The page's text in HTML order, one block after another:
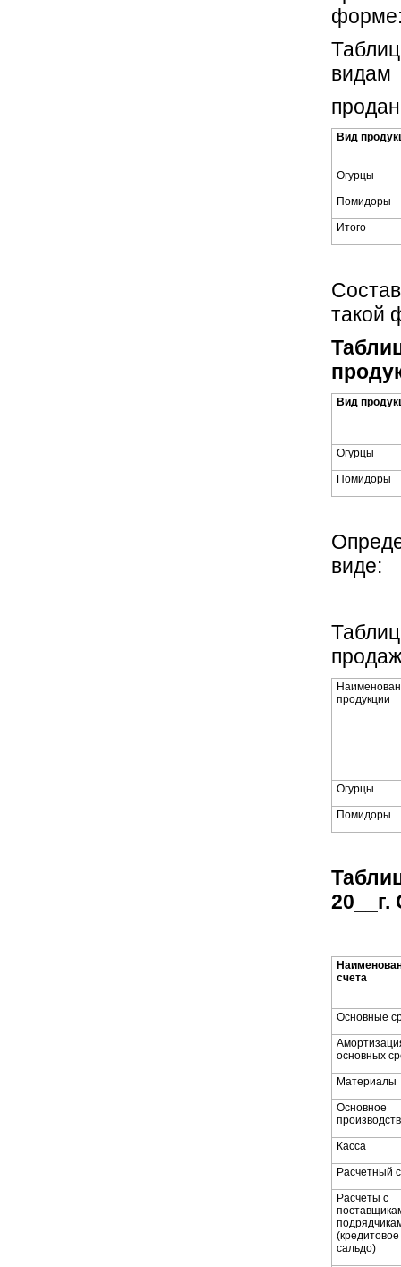
видам
Вид
Огурцы
Помидоры
Итого
такой
Вид
Огурцы
Помидоры
виде:
продукции
Огурцы
Помидоры
счета
Основные
основных
Материалы
Основное
Касса
Расчетный
Расчеты с
(кредитовое
сальдо)